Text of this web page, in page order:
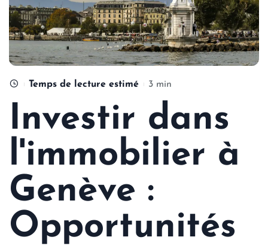
Temps de lecture estimé 3 min
Investir dans
l'immobilier à
Genève :
Opportunités